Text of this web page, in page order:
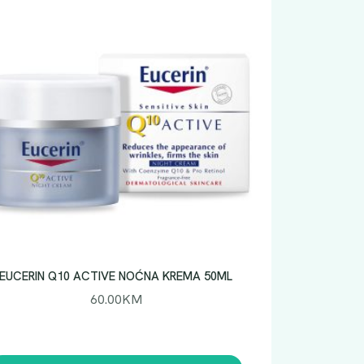
EUCERIN Q10 ACTIVE NOĆNA KREMA 50ML
60.00KM